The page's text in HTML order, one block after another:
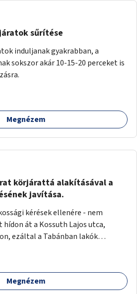
sokkal, a 4-6 vonalán lakóknak
negyed utat megspórolva 10-15
idejét.
sűrítése
induljanak gyakrabban, a
sokszor akár 10-15-20 perceket is
Megnézem
körjárattá alakításával a
javítása.
kérések ellenére - nem
hídon át a Kossuth Lajos utca,
ezáltal a Tabánban lakók
ahol iskola és óvoda is van a
Megoldás lenne, ha a 178-as
Megnézem